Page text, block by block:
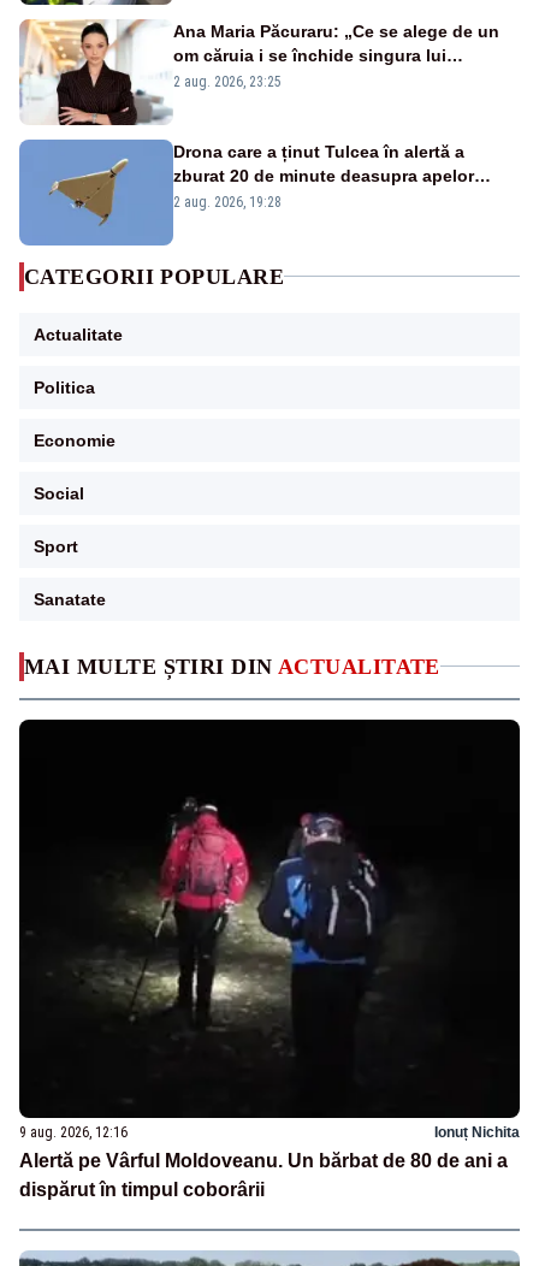
MAI MULTE ȘTIRI DIN ACTUALITATE
9 aug. 2026, 12:16 Ionuț Nichita
Alertă pe Vârful Moldoveanu. Un bărbat de 80 de ani a
dispărut în timpul coborârii
Ana Maria Păcuraru: „Ce se alege de un
om căruia i se închide singura lui
portiță?”
2 aug. 2026, 23:25
Drona care a ținut Tulcea în alertă a
zburat 20 de minute deasupra apelor
României. Au fost ridicate două F-16
2 aug. 2026, 19:28
CATEGORII POPULARE
Actualitate
Politica
Economie
Social
Sport
Sanatate